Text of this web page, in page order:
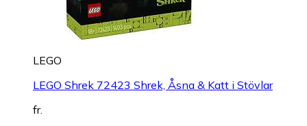
LEGO
LEGO Shrek 72423 Shrek, Åsna & Katt i Stövlar
fr.